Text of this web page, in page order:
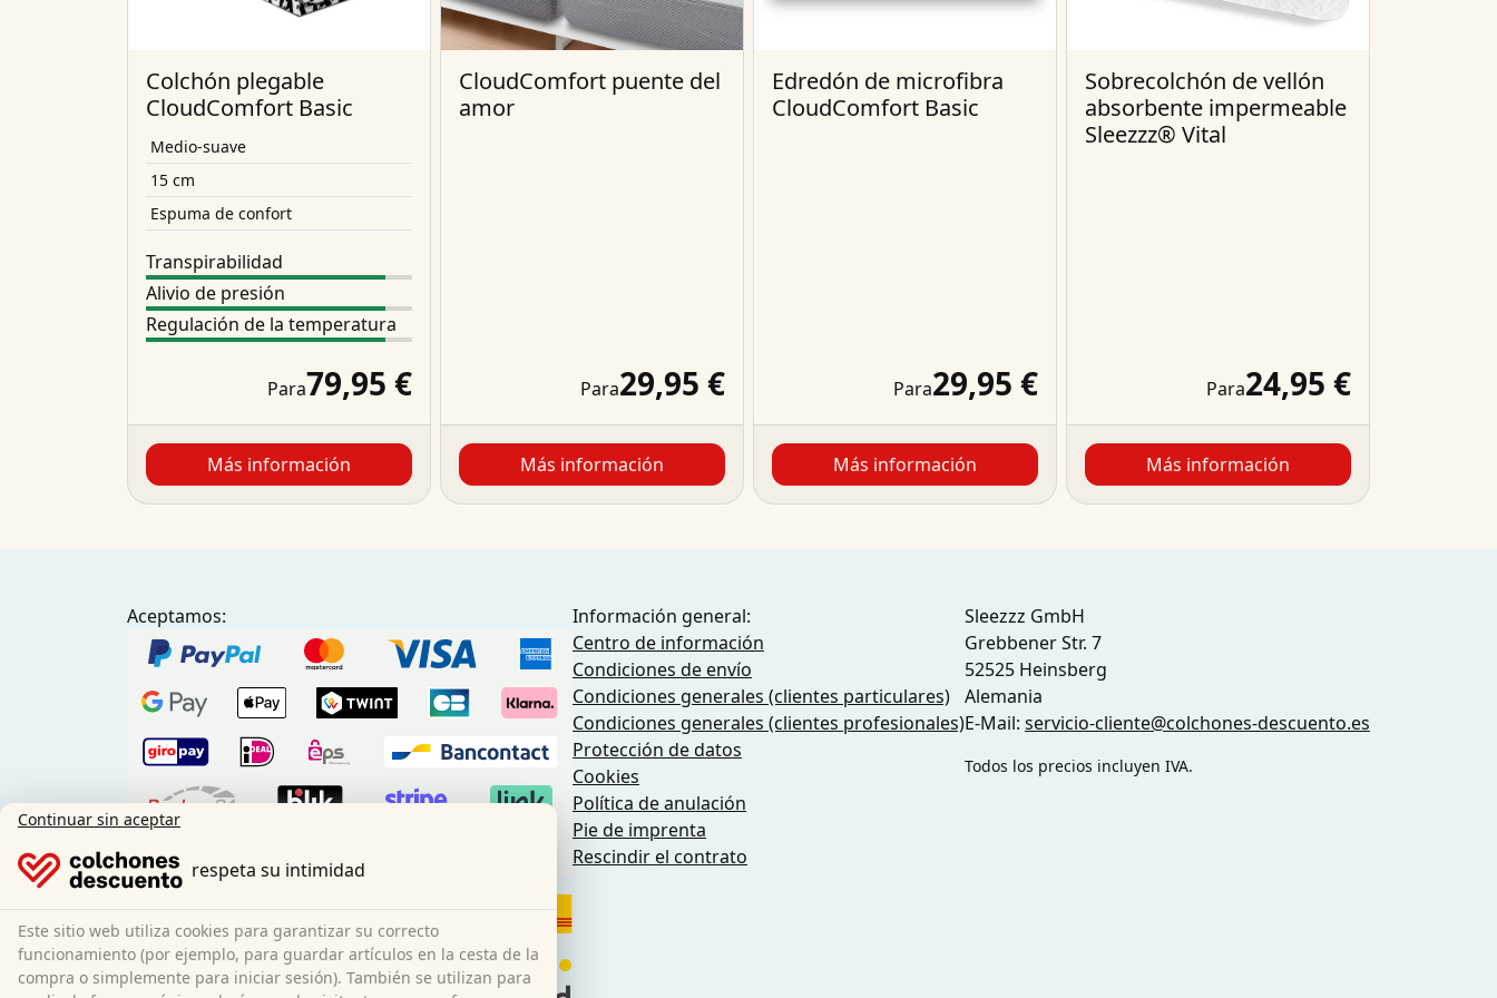
Colchón plegable
CloudComfort Basic
Medio-suave
15 cm
Espuma de confort
Transpirabilidad
Alivio de presión
Regulación de la temperatura
Para79,95 €
Más información
CloudComfort puente del
amor
Para29,95 €
Más información
Edredón de microfibra
CloudComfort Basic
Para29,95 €
Más información
Sobrecolchón de vellón
absorbente impermeable
Sleezzz® Vital
Para24,95 €
Más información
Aceptamos:
Nuestros socios de transporte:
Información general:
Centro de información
Condiciones de envío
Condiciones generales (clientes particulares)
Condiciones generales (clientes profesionales)
Protección de datos
Cookies
Política de anulación
Pie de imprenta
Rescindir el contrato
Sleezzz GmbH
Grebbener Str. 7
52525 Heinsberg
Alemania
E-Mail: servicio-cliente@colchones-descuento.es
Todos los precios incluyen IVA.
Continuar sin aceptar
respeta su intimidad
Este sitio web utiliza cookies para garantizar su correcto
funcionamiento (por ejemplo, para guardar artículos en la cesta de la
compra o simplemente para iniciar sesión). También se utilizan para